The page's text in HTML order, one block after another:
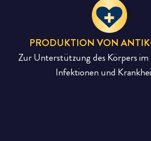
PRODUKTION VON
Zur Unterstützung des Körpers
Infektionen und